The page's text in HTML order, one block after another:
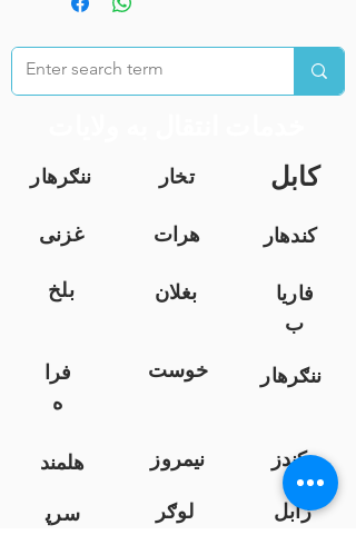
ننګرهار تخار کابل
غزنی هرات
کندهار
بلخ
بغلان
فاریا
ب
فرا
ه
خوست ننګرهار
هلمند نیمروز
کندز
سرپ
لوګر زابل